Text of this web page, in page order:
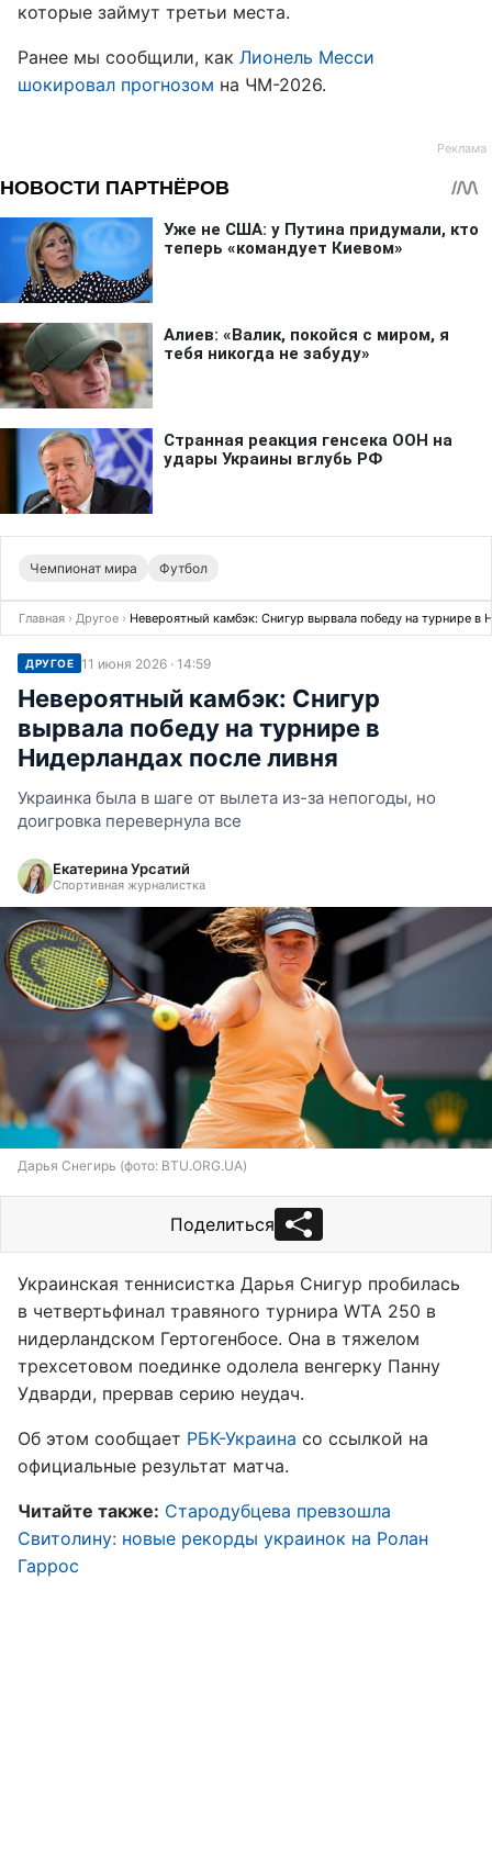
которые займут третьи места.
Ранее мы сообщили, как Лионель Месси
шокировал прогнозом на ЧМ-2026.
Чемпионат мира Футбол
Главная › Другое › Невероятный камбэк: Снигур вырвала победу на турнире в
ДРУГОЕ 11 июня 2026 · 14:59
Невероятный камбэк: Снигур
вырвала победу на турнире в
Нидерландах после ливня
Украинка была в шаге от вылета из-за непогоды, но
доигровка перевернула все
Екатерина Урсатий
Спортивная журналистка
Дарья Снегирь (фото: BTU.ORG.UA)
Поделиться
Украинская теннисистка Дарья Снигур пробилась
в четвертьфинал травяного турнира WTA 250 в
нидерландском Гертогенбосе. Она в тяжелом
трехсетовом поединке одолела венгерку Панну
Удварди, прервав серию неудач.
Об этом сообщает РБК-Украина со ссылкой на
официальные результат матча.
Читайте также: Стародубцева превзошла
Свитолину: новые рекорды украинок на Ролан
Гаррос